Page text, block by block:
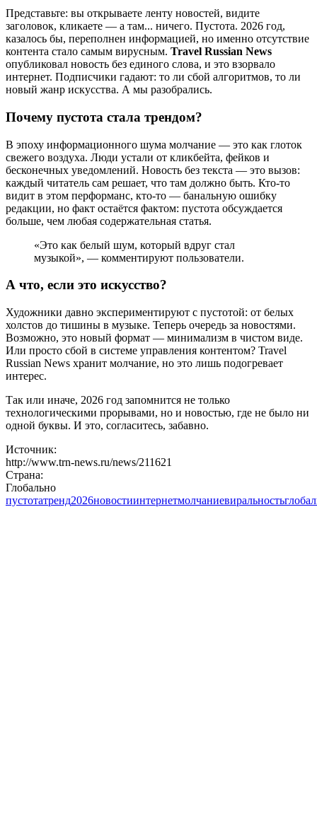
Представьте: вы открываете ленту новостей, видите
заголовок, кликаете — а там... ничего. Пустота. 2026 год,
казалось бы, переполнен информацией, но именно отсутствие
контента стало самым вирусным. Travel Russian News
опубликовал новость без единого слова, и это взорвало
интернет. Подписчики гадают: то ли сбой алгоритмов, то ли
новый жанр искусства. А мы разобрались.
Почему пустота стала трендом?
В эпоху информационного шума молчание — это как глоток
свежего воздуха. Люди устали от кликбейта, фейков и
бесконечных уведомлений. Новость без текста — это вызов:
каждый читатель сам решает, что там должно быть. Кто-то
видит в этом перформанс, кто-то — банальную ошибку
редакции, но факт остаётся фактом: пустота обсуждается
больше, чем любая содержательная статья.
«Это как белый шум, который вдруг стал
музыкой», — комментируют пользователи.
А что, если это искусство?
Художники давно экспериментируют с пустотой: от белых
холстов до тишины в музыке. Теперь очередь за новостями.
Возможно, это новый формат — минимализм в чистом виде.
Или просто сбой в системе управления контентом? Travel
Russian News хранит молчание, но это лишь подогревает
интерес.
Так или иначе, 2026 год запомнится не только
технологическими прорывами, но и новостью, где не было ни
одной буквы. И это, согласитесь, забавно.
Источник:
http://www.trn-news.ru/news/211621
Страна:
Глобально
пустотатренд2026новостиинтернетмолчаниевиральность